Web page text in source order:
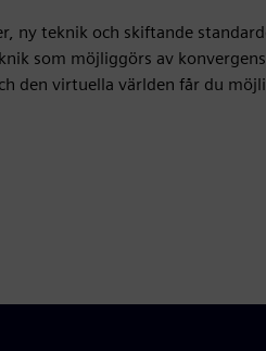
ny teknik och skiftande
som möjliggörs av
den virtuella världen får du